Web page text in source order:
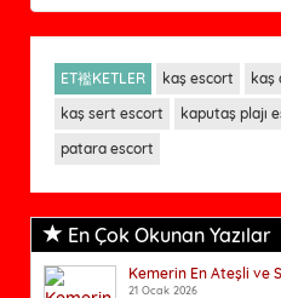
ET襤KETLER kaş escort
kaş
kaş sert escort
kaputaş plajı
patara escort
En Çok Okunan Yazılar
Kemerin En Ateşli ve
21 Ocak 2026